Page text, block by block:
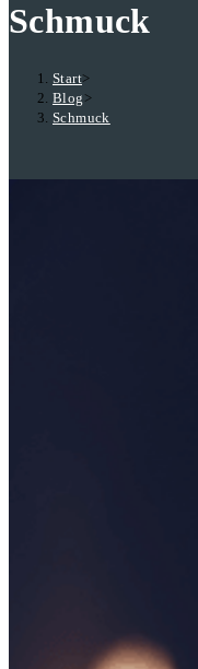
Schmuck
Start>
Blog >
Schmuck